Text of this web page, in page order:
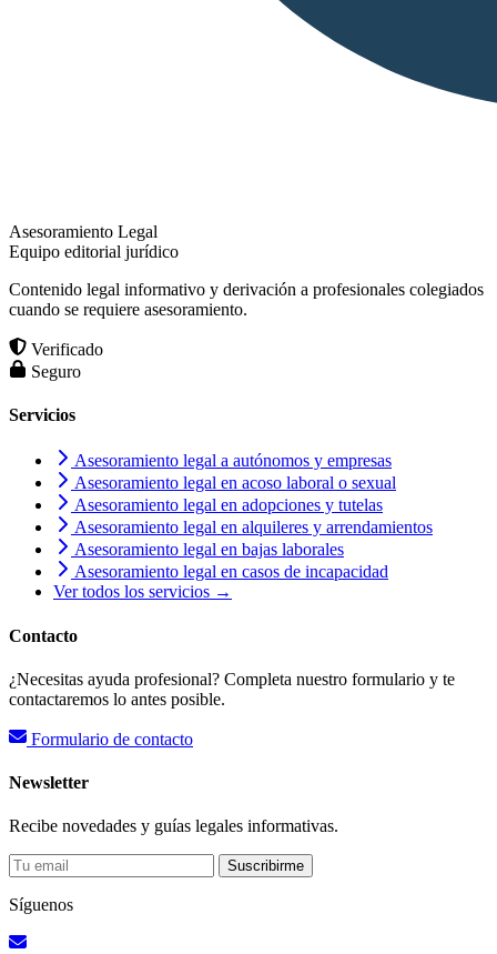
Asesoramiento Legal
Equipo editorial jurídico
Contenido legal informativo y derivación a profesionales colegiados
cuando se requiere asesoramiento.
Verificado
Seguro
Servicios
Asesoramiento legal a autónomos y empresas
Asesoramiento legal en acoso laboral o sexual
Asesoramiento legal en adopciones y tutelas
Asesoramiento legal en alquileres y arrendamientos
Asesoramiento legal en bajas laborales
Asesoramiento legal en casos de incapacidad
Ver todos los servicios →
Contacto
¿Necesitas ayuda profesional? Completa nuestro formulario y te
contactaremos lo antes posible.
Formulario de contacto
Newsletter
Recibe novedades y guías legales informativas.
Suscribirme
Síguenos